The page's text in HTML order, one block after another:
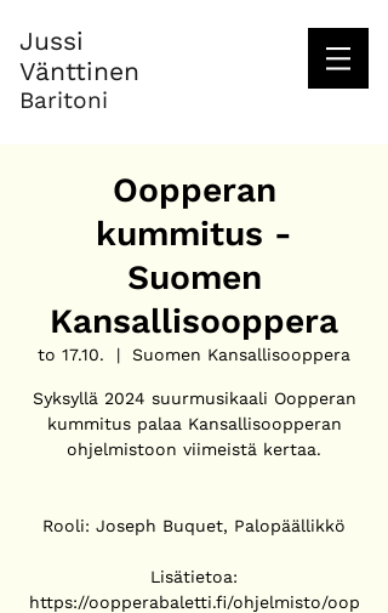
Jussi
Vänttinen
Baritoni
Oopperan
kummitus -
Suomen
Kansallisooppera
to 17.10.
  |
Suomen Kansallisooppera
Syksyllä 2024 suurmusikaali Oopperan
kummitus palaa Kansallisoopperan
ohjelmistoon viimeistä kertaa.
Rooli: Joseph Buquet, Palopäällikkö
Lisätietoa:
https://oopperabaletti.fi/ohjelmisto/oop